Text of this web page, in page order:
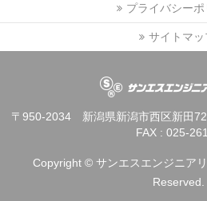
プライバシーポ
サイトマッ
〒950-2034 新潟県新潟市西区新
FAX : 025-
Copyright © サンエスエンジニア
Reserved.